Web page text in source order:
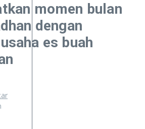
momen bulan
dengan
es buah